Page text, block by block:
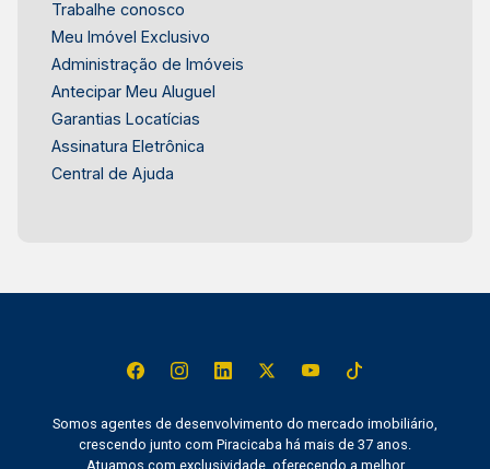
Trabalhe conosco
Meu Imóvel Exclusivo
Administração de Imóveis
Antecipar Meu Aluguel
Garantias Locatícias
Assinatura Eletrônica
Central de Ajuda
Somos agentes de desenvolvimento do mercado imobiliário,
crescendo junto com Piracicaba há mais de 37 anos.
Atuamos com exclusividade, oferecendo a melhor